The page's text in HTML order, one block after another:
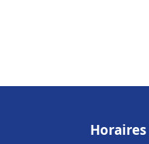
Horaires